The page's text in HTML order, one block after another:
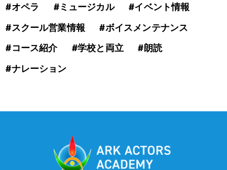
#オペラ
#ミュージカル
#イベント情報
#スクール営業情報
#ボイスメンテナンス
#コース紹介
#学校と両立
#朗読
#ナレーション